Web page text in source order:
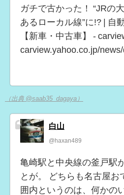
ガチで古かった！ “JRの
あるローカル線”に!? | 自
【新車・中古車】 -
carview.yahoo.co.jp/
（出典 @saab35_dagaya）
白山
@haxan489
亀崎駅と中央線の釜戸駅
とが。 どちらも名古屋お
囲内というのは、何かの